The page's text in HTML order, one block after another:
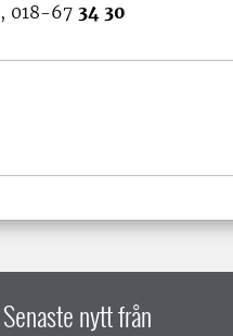
, 018-67 34 30
Senaste nytt från